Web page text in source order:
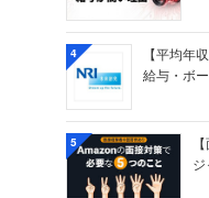
4
【平均年
給与・ボ
5